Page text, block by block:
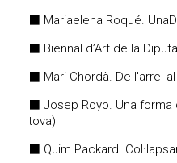
⬛ Mariaelena Roqué.
⬛ Biennal d’Art de la
⬛ Mari Chordà. De l'arrel
⬛ Josep Royo. Una
tova)
⬛ Quim Packard.